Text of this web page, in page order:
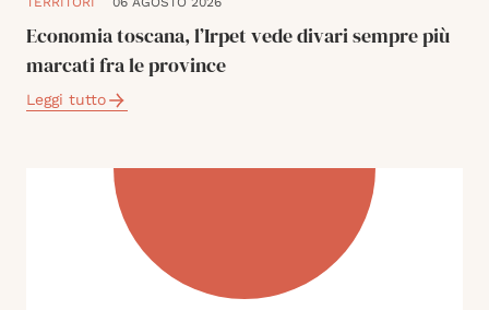
Economia toscana, l’Irpet vede divari sempre più
marcati fra le province
Leggi tutto